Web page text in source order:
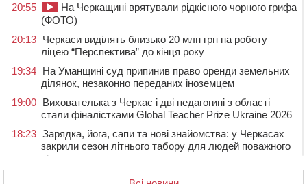
20:55
На Черкащині врятували рідкісного чорного грифа
(ФОТО)
20:13 Черкаси виділять близько 20 млн грн на роботу
ліцею “Перспектива” до кінця року
19:34 На Уманщині суд припинив право оренди земельних
ділянок, незаконно переданих іноземцем
19:00 Вихователька з Черкас і дві педагогині з області
стали фіналістками Global Teacher Prize Ukraine 2026
18:23 Зарядка, йога, сапи та нові знайомства: у Черкасах
закрили сезон літнього табору для людей поважного
віку
“Це страшна несправедливість”: мати хворого на